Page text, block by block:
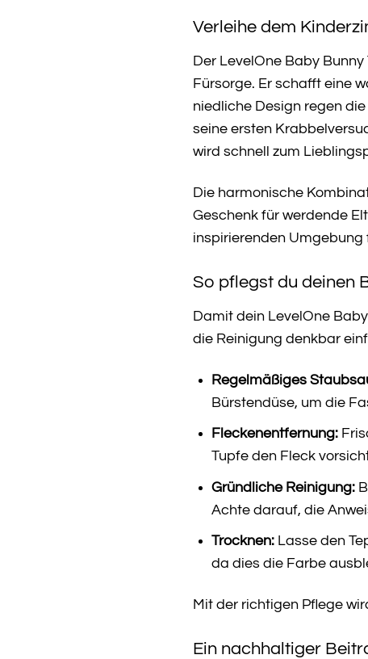
Verleihe dem
Der LevelOne Baby
Fürsorge. Er schafft eine
niedliche Design regen
seine ersten
wird schnell zum
Die harmonische
Geschenk für werdende
inspirierenden Umgebung
So pflegst du deinen
Damit dein LevelOne
die Reinigung denkbar
Regelmäßiges
Bürstendüse, um die
Fleckenentfernung:
Tupfe den Fleck
Gründliche Reinigung:
Achte darauf, die
Trocknen:Lasse den
da dies die Farbe
Mit der richtigen Pflege
Ein nachhaltiger